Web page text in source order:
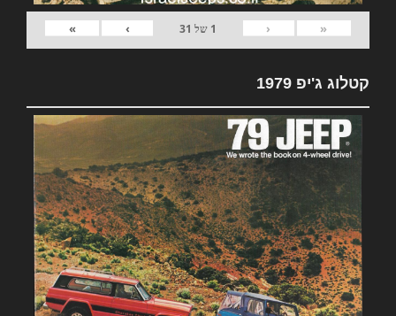
«
‹
1 של 31
›
»
קטלוג ג'יפ 1979